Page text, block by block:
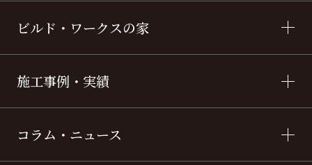
ビルド・ワークスの家
施工事例・実績
コラム・ニュース